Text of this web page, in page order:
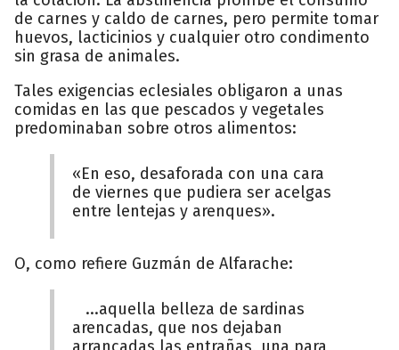
de carnes y caldo de carnes, pero permite tomar
huevos, lacticinios y cualquier otro condimento
sin grasa de animales.
Tales exigencias eclesiales obligaron a unas
comidas en las que pescados y vegetales
predominaban sobre otros alimentos:
«En eso, desaforada con una cara
de viernes que pudiera ser acelgas
entre lentejas y arenques».
O, como refiere Guzmán de Alfarache:
...aquella belleza de sardinas
arencadas, que nos dejaban
arrancadas las entrañas, una para